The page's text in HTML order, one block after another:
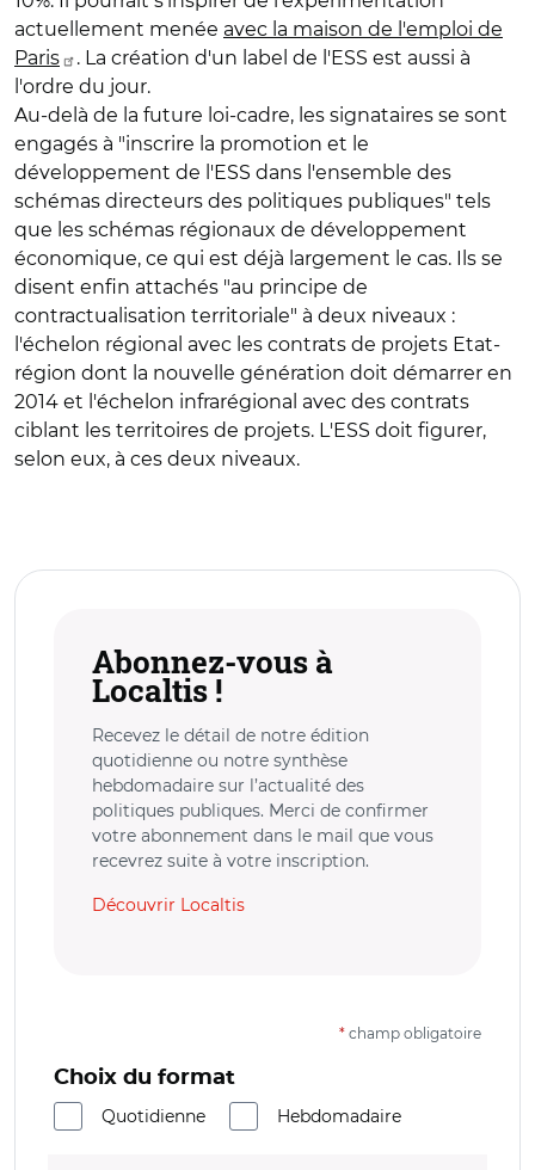
actuellement menée avec la maison de l'emploi de
Paris
. La création d'un label de l'ESS est aussi à
l'ordre du jour.
Au-delà de la future loi-cadre, les signataires se sont
engagés à "inscrire la promotion et le
développement de l'ESS dans l'ensemble des
schémas directeurs des politiques publiques" tels
que les schémas régionaux de développement
économique, ce qui est déjà largement le cas. Ils se
disent enfin attachés "au principe de
contractualisation territoriale" à deux niveaux :
l'échelon régional avec les contrats de projets Etat-
région dont la nouvelle génération doit démarrer en
2014 et l'échelon infrarégional avec des contrats
ciblant les territoires de projets. L'ESS doit figurer,
selon eux, à ces deux niveaux.
Abonnez-vous à
Localtis !
Recevez le détail de notre édition
quotidienne ou notre synthèse
hebdomadaire sur l’actualité des
politiques publiques. Merci de confirmer
votre abonnement dans le mail que vous
recevrez suite à votre inscription.
Découvrir Localtis
* champ obligatoire
Choix du format
Quotidienne
Hebdomadaire